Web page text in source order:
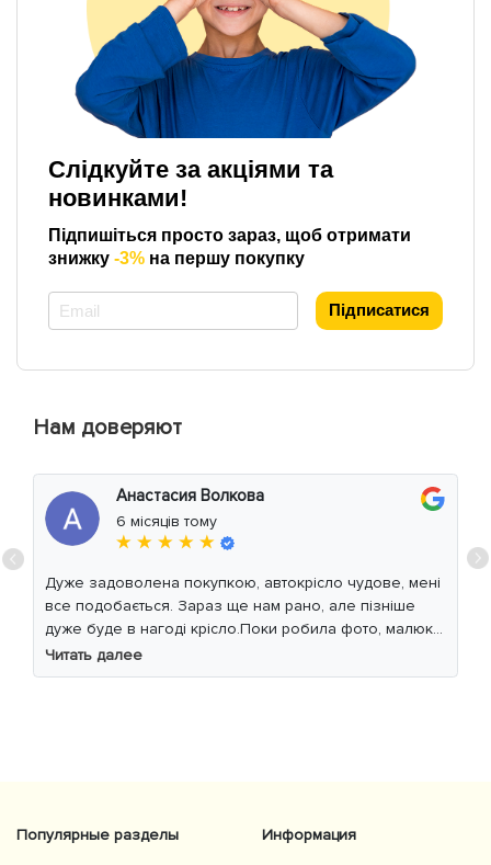
Слідкуйте за акціями та
новинками!
Підпишіться просто зараз, щоб отримати
знижку -3% на першу покупку
Підписатися
Нам доверяют
Анастасия Волкова
6 місяців тому
★ ★ ★ ★ ★
Дуже задоволена покупкою, автокрісло чудове, мені
все подобається. Зараз ще нам рано, але пізніше
дуже буде в нагоді крісло.Поки робила фото, малюк
уважно читав інструкцію 😁
Читать далее
Популярные разделы Информация